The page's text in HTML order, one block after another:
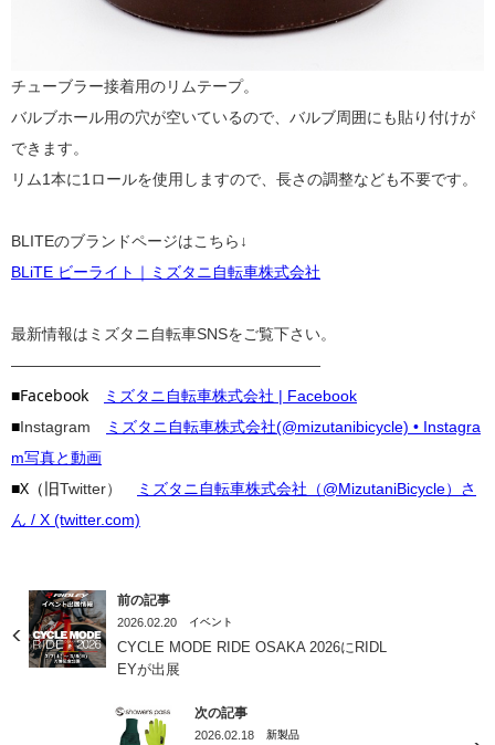
チューブラー接着用のリムテープ。
バルブホール用の穴が空いているので、バルブ周囲にも貼り付けが
できます。
リム1本に1ロールを使用しますので、長さの調整なども不要です。
BLITEのブランドページはこちら↓
BLiTE ビーライト｜ミズタニ自転車株式会社
最新情報はミズタニ自転車SNSをご覧下さい。
————————————————————
■Facebook ミズタニ自転車株式会社 | Facebook
■Instagram
ミズタニ自転車株式会社(@mizutanibicycle) • Instagra
m写真と動画
■X（旧Twitter）
ミズタニ自転車株式会社（@MizutaniBicycle）さ
ん / X (twitter.com)
前の記事
2026.02.20 イベント
CYCLE MODE RIDE OSAKA 2026にRIDL
EYが出展
次の記事
2026.02.18 新製品